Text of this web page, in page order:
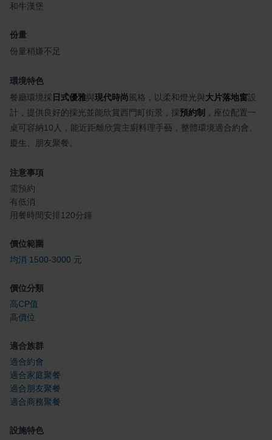
和牛漢堡
份量
份量稍嫌不足
環境特色
餐廳環境採 日式優雅與現代時尚 風格，以柔和燈光與大片落地窗設
計，提供良好的採光並能欣賞西門町街景，採預約制
，座位配置一
桌可容納10人，能近距離欣賞主廚料理手藝，整體環境適合約會、
慶生、朋友聚餐。
注意事項
需預約
有低消
用餐時間安排120分鐘
價位範圍
均消 1500-3000 元
價位分類
高CP值
高價位
適合族群
適合約會
適合家庭聚餐
適合朋友聚餐
適合商務聚餐
設施特色